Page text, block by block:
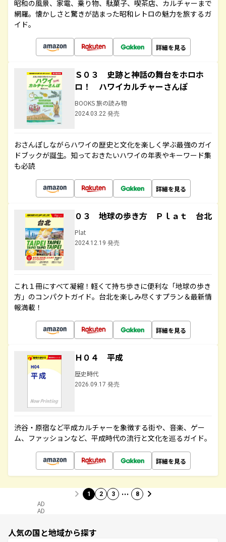
昭和の風景、家電、乗り物、駄菓子、喫茶店、カルチャーまで
網羅。懐かしさと驚きが詰まった昭和レトロの魅力を旅するガ
イド。
詳細を見る
Ｓ０３ 史跡と神話の舞台をホロホ
ロ！ ハワイカルチャーさんぽ
BOOKS 旅の読み物
2024.03.22 発売
おさんぽしながらハワイの歴史と文化を楽しく学ぶ最強のガイ
ドブックが誕生。知っておきたいハワイの年表やキーワード集
も必読
詳細を見る
０３ 地球の歩き方 Ｐｌａｔ 台北
Plat
2024.12.19 発売
これ１冊にすべて凝縮！軽くて持ち歩きに便利な「地球の歩き
方」のコンパクトガイド。台北を楽しみ尽くすプラン＆最新情
報満載！
詳細を見る
Ｈ０４ 平成
歴史時代
2026.09.17 発売
渋谷・原宿など平成カルチャーを象徴する街や、音楽、ゲー
ム、ファッションなど、平成時代の流行と文化を巡るガイド。
詳細を見る
1 2 3 … 8
AD
AD
人気の国と地域から探す